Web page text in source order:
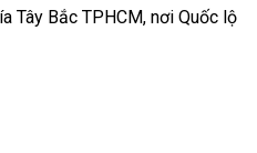
Tây Bắc TPHCM, nơi Quốc lộ